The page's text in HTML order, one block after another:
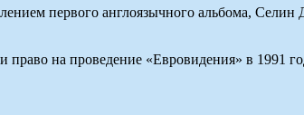
первого англоязычного альбома, Селин
право на проведение «Евровидения» в 1991